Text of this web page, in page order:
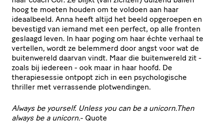
hoog te moeten houden om te voldoen aan haar
ideaalbeeld. Anna heeft altijd het beeld opgeroepen en
bevestigd van iemand met een perfect, op alle fronten
geslaagd leven. In haar poging om haar échte verhaal te
vertellen, wordt ze belemmerd door angst voor wat de
buitenwereld daarvan vindt. Maar die buitenwereld zit -
zoals bij iedereen - ook maar in haar hoofd. De
therapiesessie ontpopt zich in een psychologische
thriller met verrassende plotwendingen.
Always be yourself. Unless you can be a unicorn.Then
always be a unicorn.- Quote